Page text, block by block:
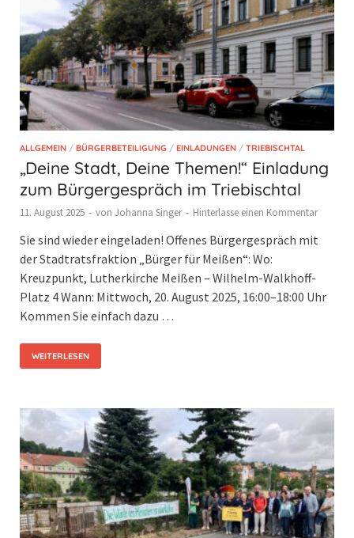
ALLGEMEIN / BÜRGERBETEILIGUNG / EINLADUNGEN / TRIEBISCHTAL
„Deine Stadt, Deine Themen!“ Einladung
zum Bürgergespräch im Triebischtal
11. August 2025 - von Johanna Singer - Hinterlasse einen Kommentar
Sie sind wieder eingeladen! Offenes Bürgergespräch mit
der Stadtratsfraktion „Bürger für Meißen“: Wo:
Kreuzpunkt, Lutherkirche Meißen – Wilhelm-Walkhoff-
Platz 4 Wann: Mittwoch, 20. August 2025, 16:00–18:00 Uhr
Kommen Sie einfach dazu …
WEITERLESEN